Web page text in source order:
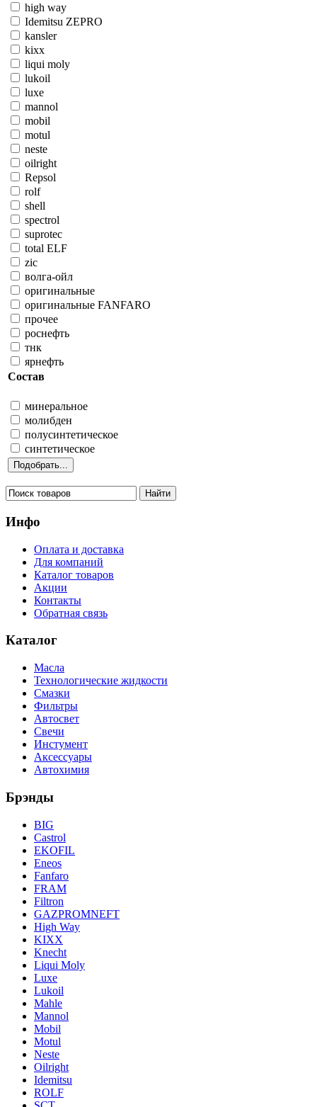
high way
Idemitsu ZEPRO
kansler
kixx
liqui moly
lukoil
luxe
mannol
mobil
motul
neste
oilright
Repsol
rolf
shell
spectrol
suprotec
total ELF
zic
волга-ойл
оригинальные
оригинальные FANFARO
прочее
роснефть
тнк
ярнефть
Состав
минеральное
молибден
полусинтетическое
синтетическое
Инфо
Оплата и доставка
Для компаний
Каталог товаров
Акции
Контакты
Обратная связь
Каталог
Масла
Технологические жидкости
Смазки
Фильтры
Автосвет
Свечи
Инстумент
Аксессуары
Автохимия
Брэнды
BIG
Castrol
EKOFIL
Eneos
Fanfaro
FRAM
Filtron
GAZPROMNEFT
High Way
KIXX
Knecht
Liqui Moly
Luxe
Lukoil
Mahle
Mannol
Mobil
Motul
Neste
Oilright
Idemitsu
ROLF